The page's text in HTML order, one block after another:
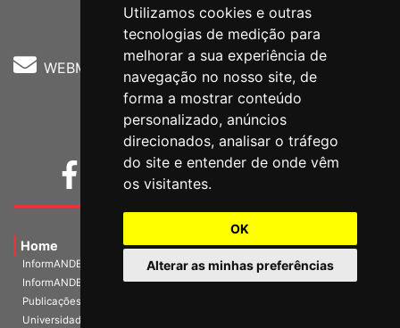
Utilizamos cookies e outras
tecnologias de medição para
melhorar a sua experiência de
navegação no nosso site, de
forma a mostrar conteúdo
personalizado, anúncios
direcionados, analisar o tráfego
do site e entender de onde vêm
os visitantes.
OK
Alterar as minhas preferências
WEBMAIL
Home
InformANDES PDF
InformANDES Online
Publicações
Universidade e Sociedade